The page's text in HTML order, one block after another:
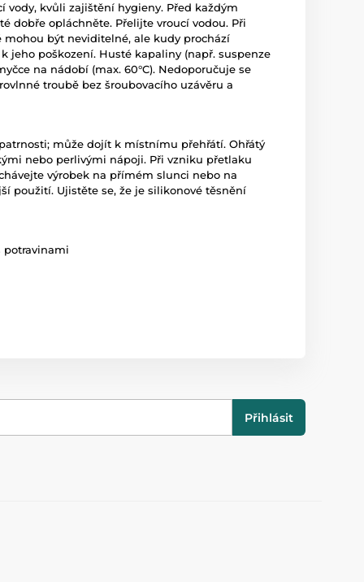
vody, kvůli zajištění hygieny. Před každým
dobře opláchněte. Přelijte vroucí vodou. Při
mohou být neviditelné, ale kudy prochází
poškození. Husté kapaliny (např. suspenze
na nádobí (max. 60°C). Nedoporučuje se
troubě bez šroubovacího uzávěru a
může dojít k místnímu přehřátí. Ohřátý
nebo perlivými nápoji. Při vzniku přetlaku
výrobek na přímém slunci nebo na
použití. Ujistěte se, že je silikonové těsnění
potravinami
Přihlásit